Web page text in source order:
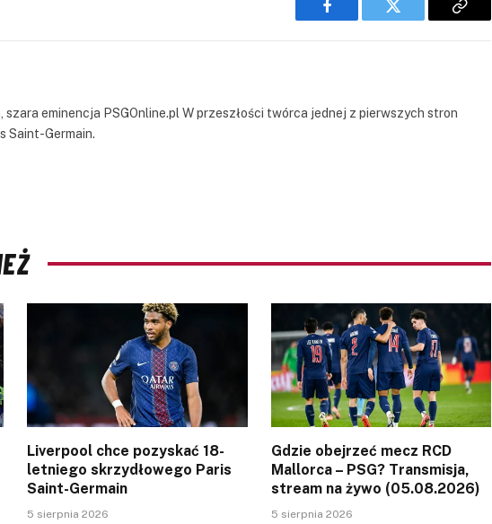
Facebook Twitter
Copy
szara eminencja PSGOnline.pl W przeszłości twórca jednej z pierwszych stron
Saint-Germain.
Liverpool chce pozyskać 18-
letniego skrzydłowego Paris
Saint-Germain
5 sierpnia 2026
Gdzie obejrzeć mecz RCD
Mallorca – PSG? Transmisja,
stream na żywo (05.08.2026)
5 sierpnia 2026